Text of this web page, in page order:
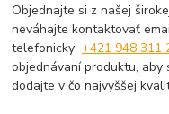
Objednajte si z našej
neváhajte kontaktovať
telefonicky+421 948 311
objednávaní produktu, aby
dodajte v čo najvyššej